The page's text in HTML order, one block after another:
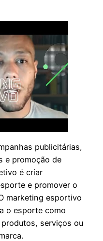
publicitárias,
e promoção de
é criar
e promover o
marketing esportivo
o esporte como
serviços ou